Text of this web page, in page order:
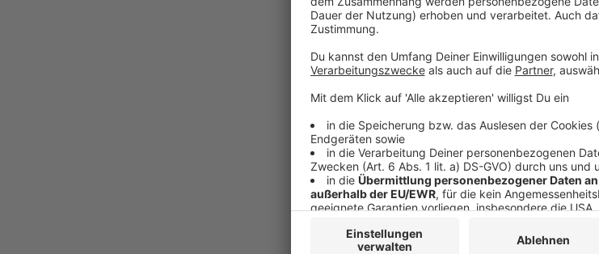
Die drei Nachwuchsdetektive
AG spukt es. Oder ist es doch
Bei den Proben geschehen
Anzeige
Copyright 2019 Constantin